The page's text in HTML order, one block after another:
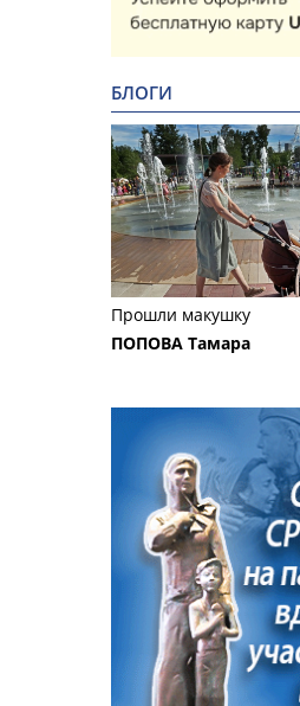
БЛОГИ
Прошли макушку
ПОПОВА Тамара